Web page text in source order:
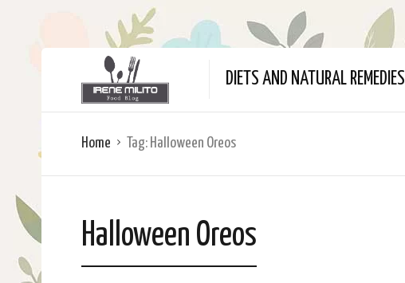
DIETS AND NATURAL REMEDIES
Home Tag: Halloween Oreos
Halloween Oreos